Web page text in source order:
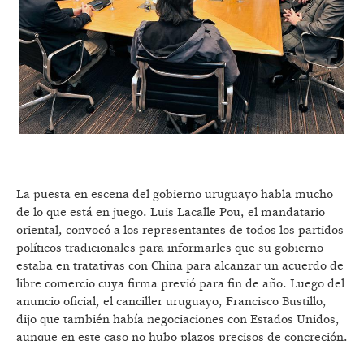
La puesta en escena del gobierno uruguayo habla mucho
de lo que está en juego. Luis Lacalle Pou, el mandatario
oriental, convocó a los representantes de todos los partidos
políticos tradicionales para informarles que su gobierno
estaba en tratativas con China para alcanzar un acuerdo de
libre comercio cuya firma previó para fin de año. Luego del
anuncio oficial, el canciller uruguayo, Francisco Bustillo,
dijo que también había negociaciones con Estados Unidos,
aunque en este caso no hubo plazos precisos de concreción.